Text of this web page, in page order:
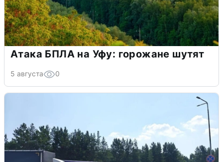
Атака БПЛА на Уфу: горожане шутят
5 августа 0